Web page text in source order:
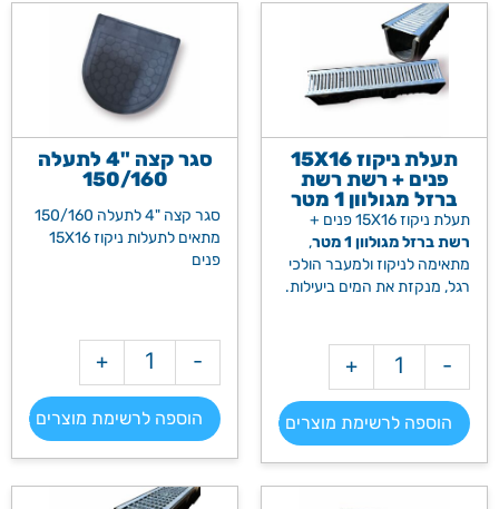
תעלת ניקוז 15X16
פנים + רשת רשת
ברזל מגולוון 1 מטר
תעלת ניקוז 15X16 פנים +
רשת ברזל מגולוון 1 מטר
,
מתאימה לניקוז ולמעבר הולכי
רגל, מנקזת את המים ביעילות.
מק"ט: 9065
-
+
הוספה לרשימת מוצרים >>
סגר קצה "4 לתעלה
150/160
סגר קצה "4 לתעלה 150/160
מתאים לתעלות ניקוז 15X16
פנים
מק"ט: 2213
-
+
הוספה לרשימת מוצרים >>